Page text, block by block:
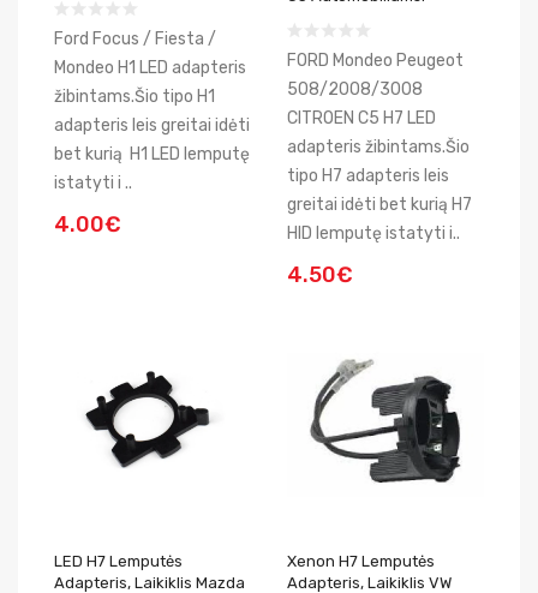
Ford Focus / Fiesta /
Mondeo H1 LED adapteris
žibintams.Šio tipo H1
adapteris leis greitai idėti
bet kurią H1 LED lemputę
istatyti i ..
4.00€
FORD Mondeo Peugeot
508/2008/3008
CITROEN C5 H7 LED
adapteris žibintams.Šio
tipo H7 adapteris leis
greitai idėti bet kurią H7
HID lemputę istatyti i..
4.50€
LED H7 Lemputės
Adapteris, Laikiklis Mazda
Xenon H7 Lemputės
Adapteris, Laikiklis VW